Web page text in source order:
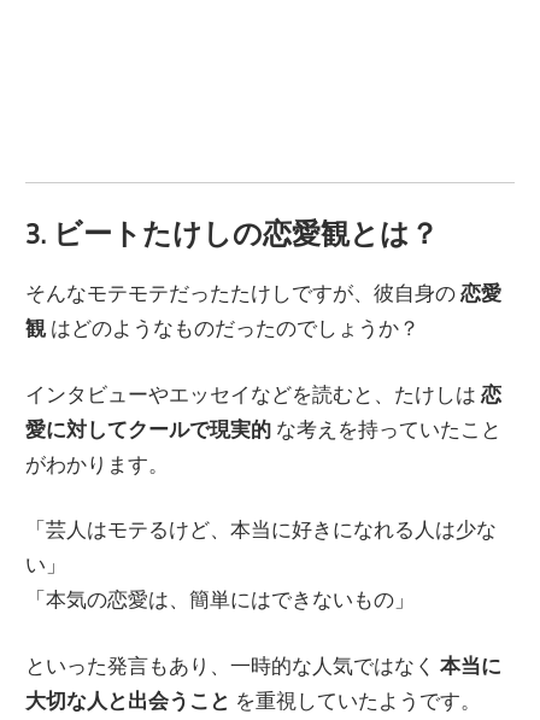
3. ビートたけしの恋愛観とは？
そんなモテモテだったたけしですが、彼自身の恋愛
観はどのようなものだったのでしょうか？
インタビューやエッセイなどを読むと、たけしは恋
愛に対してクールで現実的 な考えを持っていたこと
がわかります。
「芸人はモテるけど、本当に好きになれる人は少な
い」
「本気の恋愛は、簡単にはできないもの」
といった発言もあり、一時的な人気ではなく本当に
大切な人と出会うこと を重視していたようです。